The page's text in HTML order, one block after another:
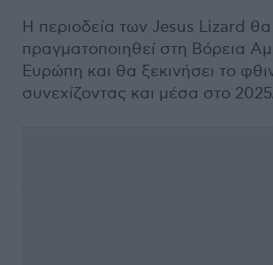
Η περιοδεία των Jesus Lizard θα
πραγματοποιηθεί στη Βόρεια
Ευρώπη και θα ξεκινήσει το
συνεχίζοντας και μέσα στο 2025.